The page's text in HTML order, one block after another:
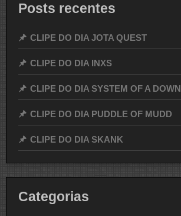
Posts recentes
CLIPE DO DIA JOTA QUEST
CLIPE DO DIA INXS
CLIPE DO DIA SYSTEM OF A DOWN
CLIPE DO DIA PUDDLE OF MUDD
CLIPE DO DIA SKANK
Categorias